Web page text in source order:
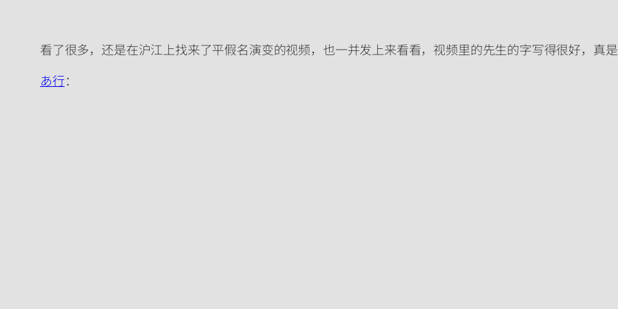
看了很多，还是在沪江上找来了平假名演变的视频，也一并发上来看看，视频里的先生的字写得很好，真
あ行：